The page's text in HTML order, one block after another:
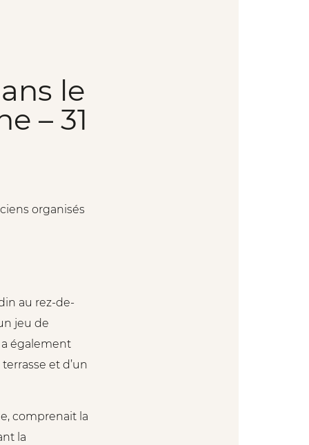
le
– 31
organisés
au rez-de-
jeu de
a également
et d’un
comprenait la
la